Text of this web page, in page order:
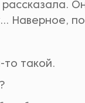
Наверное,
то такой.